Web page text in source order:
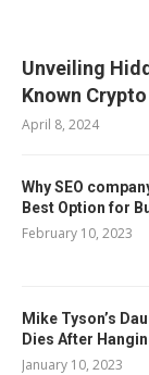
Unveiling
Known
April 8, 2024
Why SEO
Best Option for
February 10, 2023
Mike Tyson’s
Dies After
January 10, 2023